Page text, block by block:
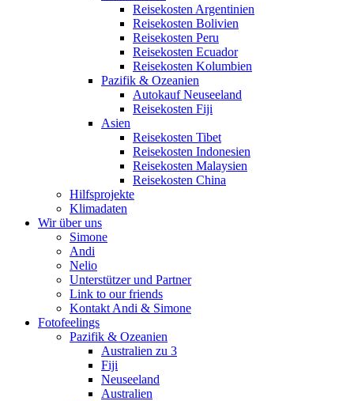
Reisekosten Argentinien
Reisekosten Bolivien
Reisekosten Peru
Reisekosten Ecuador
Reisekosten Kolumbien
Pazifik & Ozeanien
Autokauf Neuseeland
Reisekosten Fiji
Asien
Reisekosten Tibet
Reisekosten Indonesien
Reisekosten Malaysien
Reisekosten China
Hilfsprojekte
Klimadaten
Wir über uns
Simone
Andi
Nelio
Unterstützer und Partner
Link to our friends
Kontakt Andi & Simone
Fotofeelings
Pazifik & Ozeanien
Australien zu 3
Fiji
Neuseeland
Australien